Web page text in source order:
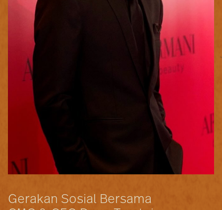
Gerakan Sosial Bersama